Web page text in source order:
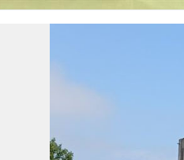
des passionnés de Véhicules Militaires de